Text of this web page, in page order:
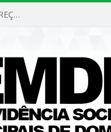
PREGÃO ELETRÔNICO Nº 02/2026-IPSEMDE (REGISTRO DE PREÇOS PARA FUTURA E EVENTUAL AQUISIÇÃO DE MATERIAL DE LIMPEZA E GÊNEROS ALIMENTÍCIOS PARA ATENDER AS NECESSIDADES DO INSTITUTO DE PREVIDÊNCIA SOCIAL DOS SERVIDORES MUNICIPAIS DE DOM ELISEU.)